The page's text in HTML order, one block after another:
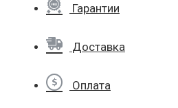
Гарантии
Доставка
Оплата